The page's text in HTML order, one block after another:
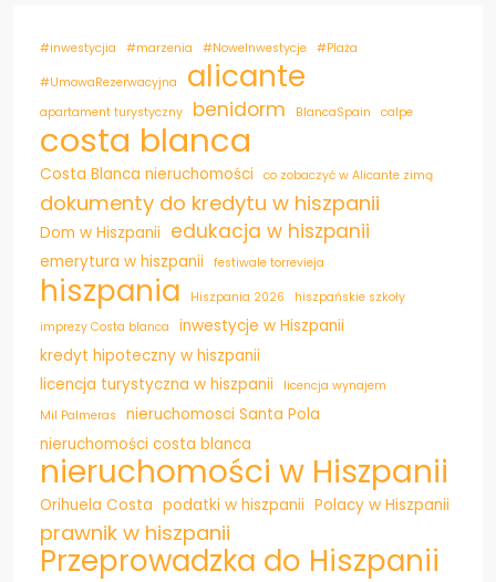
#inwestycjia #marzenia #NoweInwestycje #Plaża
#UmowaRezerwacyjna alicante
apartament turystyczny benidorm BlancaSpain calpe
costa blanca
Costa Blanca nieruchomości co zobaczyć w Alicante zimą
dokumenty do kredytu w hiszpanii
Dom w Hiszpanii edukacja w hiszpanii
emerytura w hiszpanii festiwale torrevieja
hiszpania Hiszpania 2026
hiszpańskie szkoły
imprezy Costa blanca
inwestycje w Hiszpanii
kredyt hipoteczny w hiszpanii
licencja turystyczna w hiszpanii
licencja wynajem
Mil Palmeras
nieruchomosci Santa Pola
nieruchomości costa blanca
nieruchomości w Hiszpanii
Orihuela Costa podatki w hiszpanii Polacy w Hiszpanii
prawnik w hiszpanii
Przeprowadzka do Hiszpanii